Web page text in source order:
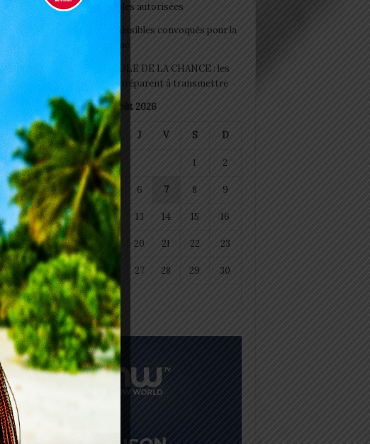
liste officielle des écoles autorisées
ESSAL 2026 : les admissibles convoqués pour la
visite médicale à Lomé
SWEDD+ Togo / ECOLE DE LA CHANCE : les
maitres-artisans se préparent à transmettre
août 2026
L M M J V S D
1 2
3 4 5 6 7 8 9
10 11 12 13 14 15 16
17 18 20 21 22 23
24 25 26 27 28 29 30
31
« Juil